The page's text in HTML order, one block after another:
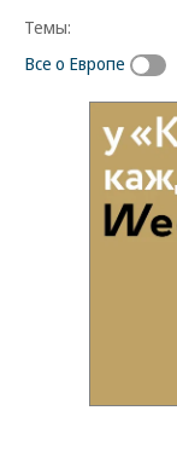
Темы:
Все о Европе